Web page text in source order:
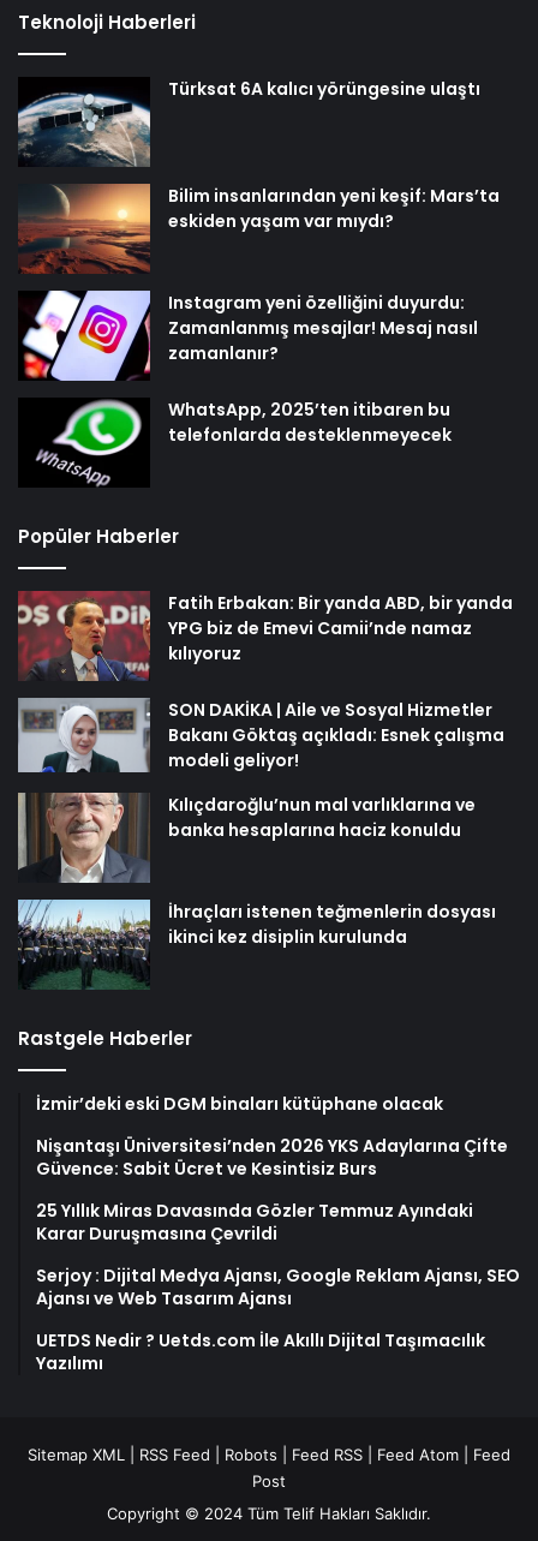
Teknoloji Haberleri
Türksat 6A kalıcı yörüngesine ulaştı
Bilim insanlarından yeni keşif: Mars’ta
eskiden yaşam var mıydı?
Instagram yeni özelliğini duyurdu:
Zamanlanmış mesajlar! Mesaj nasıl
zamanlanır?
WhatsApp, 2025’ten itibaren bu
telefonlarda desteklenmeyecek
Popüler Haberler
Fatih Erbakan: Bir yanda ABD, bir yanda
YPG biz de Emevi Camii’nde namaz
kılıyoruz
SON DAKİKA | Aile ve Sosyal Hizmetler
Bakanı Göktaş açıkladı: Esnek çalışma
modeli geliyor!
Kılıçdaroğlu’nun mal varlıklarına ve
banka hesaplarına haciz konuldu
İhraçları istenen teğmenlerin dosyası
ikinci kez disiplin kurulunda
Rastgele Haberler
İzmir’deki eski DGM binaları kütüphane olacak
Nişantaşı Üniversitesi’nden 2026 YKS Adaylarına Çifte
Güvence: Sabit Ücret ve Kesintisiz Burs
25 Yıllık Miras Davasında Gözler Temmuz Ayındaki
Karar Duruşmasına Çevrildi
Serjoy : Dijital Medya Ajansı, Google Reklam Ajansı, SEO
Ajansı ve Web Tasarım Ajansı
UETDS Nedir ? Uetds.com İle Akıllı Dijital Taşımacılık
Yazılımı
Sitemap XML RSS Feed Robots Feed RSS Feed Atom
Feed
Post
Copyright © 2024 Tüm Telif Hakları Saklıdır.